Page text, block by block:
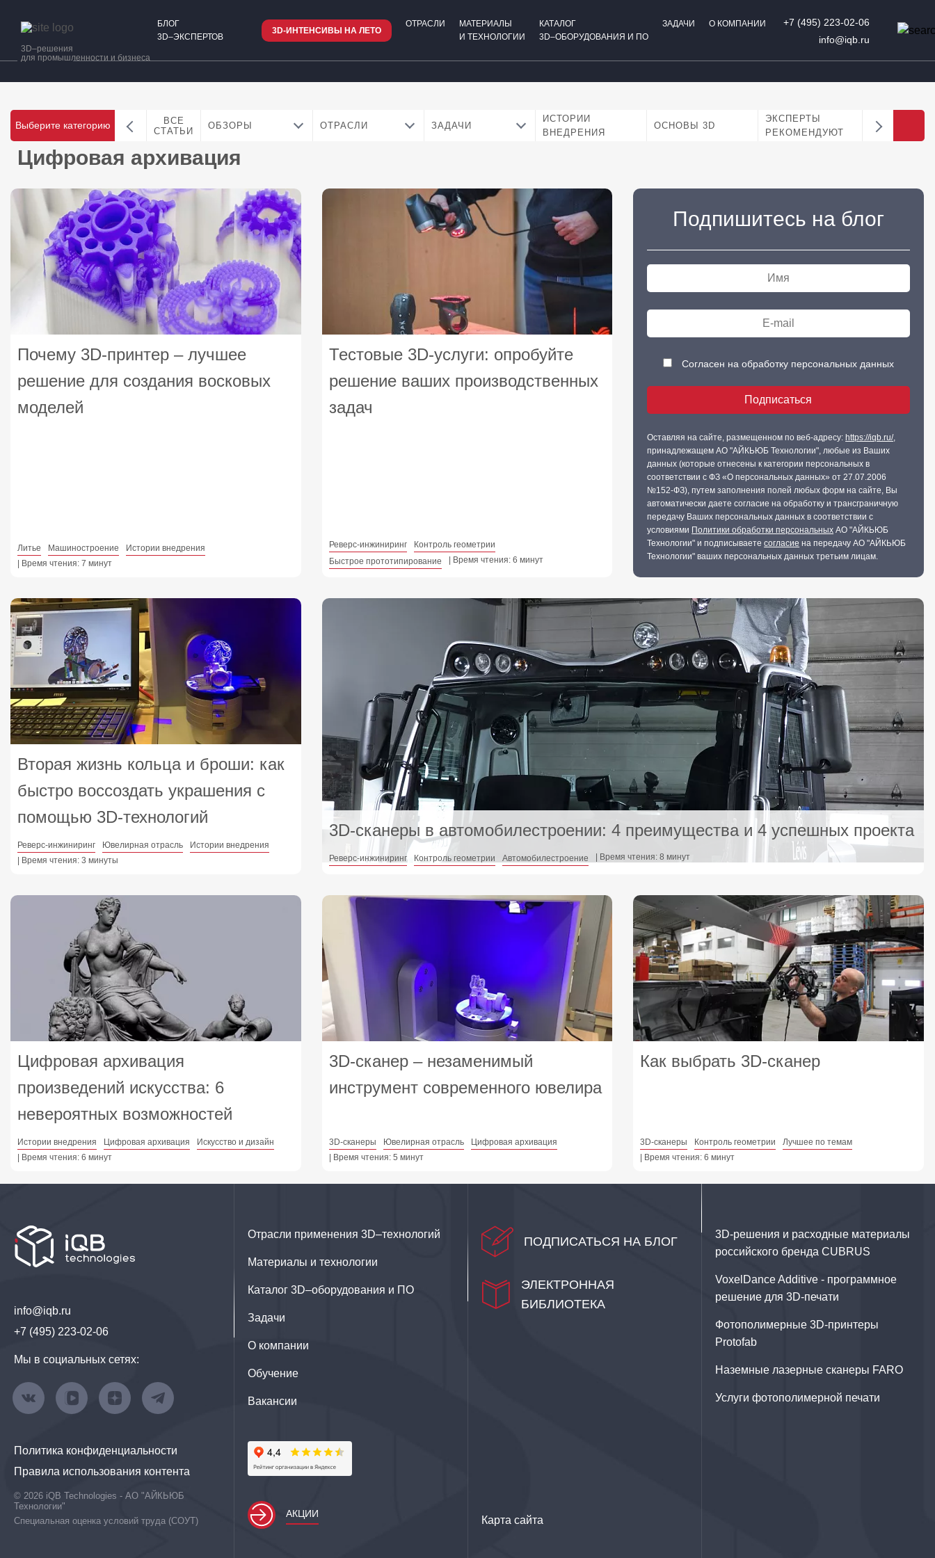
3D–решения
для промышленности и бизнеса
БЛОГ
3D–ЭКСПЕРТОВ
3D-ИНТЕНСИВЫ НА ЛЕТО
ОТРАСЛИ
МАТЕРИАЛЫ
И ТЕХНОЛОГИИ
КАТАЛОГ
3D–ОБОРУДОВАНИЯ И ПО
ЗАДАЧИ О КОМПАНИИ
+7 (495) 223-02-06
info@iqb.ru
Выберите категорию
ВСЕ
СТАТЬИ
ОБЗОРЫ ОТРАСЛИ ЗАДАЧИ
ИСТОРИИ
ВНЕДРЕНИЯ
ОСНОВЫ 3D
ЭКСПЕРТЫ
РЕКОМЕНДУЮТ
БИЗНЕС
Цифровая архивация
Почему 3D‑принтер – лучшее
решение для создания восковых
моделей
Литье Машиностроение
Истории внедрения
| Время чтения: 7 минут
Тестовые 3D‑услуги: опробуйте
решение ваших производственных
задач
Реверс-инжиниринг
Контроль геометрии
Быстрое прототипирование
| Время чтения: 6 минут
Подпишитесь на блог
Согласен на обработку персональных данных
Оставляя на сайте, размещенном по веб-адресу: https://iqb.ru/,
принадлежащем АО "АЙКЬЮБ Технологии", любые из Ваших
данных (которые отнесены к категории персональных в
соответствии с ФЗ «О персональных данных» от 27.07.2006
№152-ФЗ), путем заполнения полей любых форм на сайте, Вы
автоматически даете согласие на обработку и трансграничную
передачу Ваших персональных данных в соответствии с
условиями Политики обработки персональных АО "АЙКЬЮБ
Технологии" и подписываетесогласие на передачу АО "АЙКЬЮБ
Технологии" ваших персональных данных третьим лицам.
Вторая жизнь кольца и броши: как
быстро воссоздать украшения с
помощью 3D-технологий
Реверс-инжиниринг Ювелирная отрасль
Истории внедрения
| Время чтения: 3 минуты
3D-сканеры в автомобилестроении: 4 преимущества и 4 успешных проекта
Реверс-инжиниринг Контроль геометрии Автомобилестроение | Время чтения: 8 минут
Цифровая архивация
произведений искусства: 6
невероятных возможностей
Истории внедрения Цифровая архивация
Искусство и дизайн
| Время чтения: 6 минут
3D-сканер – незаменимый
инструмент современного ювелира
3D-сканеры Ювелирная отрасль
Цифровая архивация
| Время чтения: 5 минут
Как выбрать 3D-сканер
3D-сканеры Контроль геометрии
Лучшее по темам
| Время чтения: 6 минут
info@iqb.ru
+7 (495) 223-02-06
Мы в социальных сетях:
Политика конфиденциальности
Правила использования контента
© 2026 iQB Technologies - АО "АЙКЬЮБ
Технологии"
Специальная оценка условий труда (СОУТ)
Отрасли применения 3D–технологий
Материалы и технологии
Каталог 3D–оборудования и ПО
Задачи
О компании
Обучение
Вакансии
АКЦИИ
ПОДПИСАТЬСЯ НА БЛОГ
ЭЛЕКТРОННАЯ
БИБЛИОТЕКА
Карта сайта
3D‑решения и расходные материалы
российского бренда CUBRUS
VoxelDance Additive - программное
решение для 3D‑печати
Фотополимерные 3D-принтеры
Protofab
Наземные лазерные сканеры FARO
Услуги фотополимерной печати